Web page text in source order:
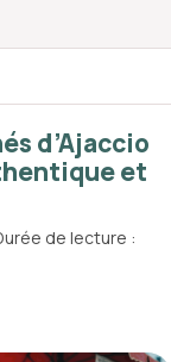
d’Ajaccio
et
de lecture :